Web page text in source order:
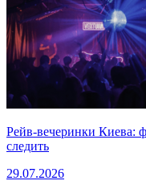
Рейв-вечеринки Киева:
следить
29.07.2026